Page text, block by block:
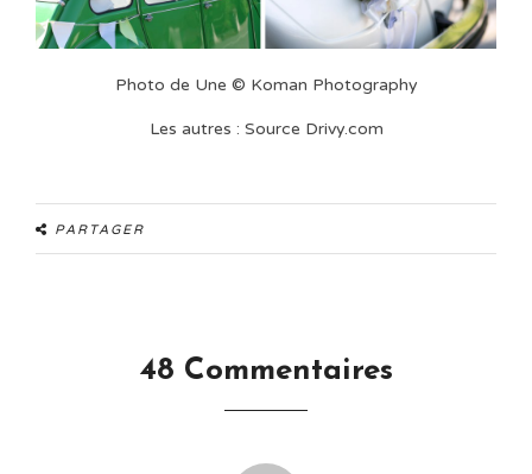
Photo de Une © Koman Photography
Les autres : Source Drivy.com
PARTAGER
48 Commentaires